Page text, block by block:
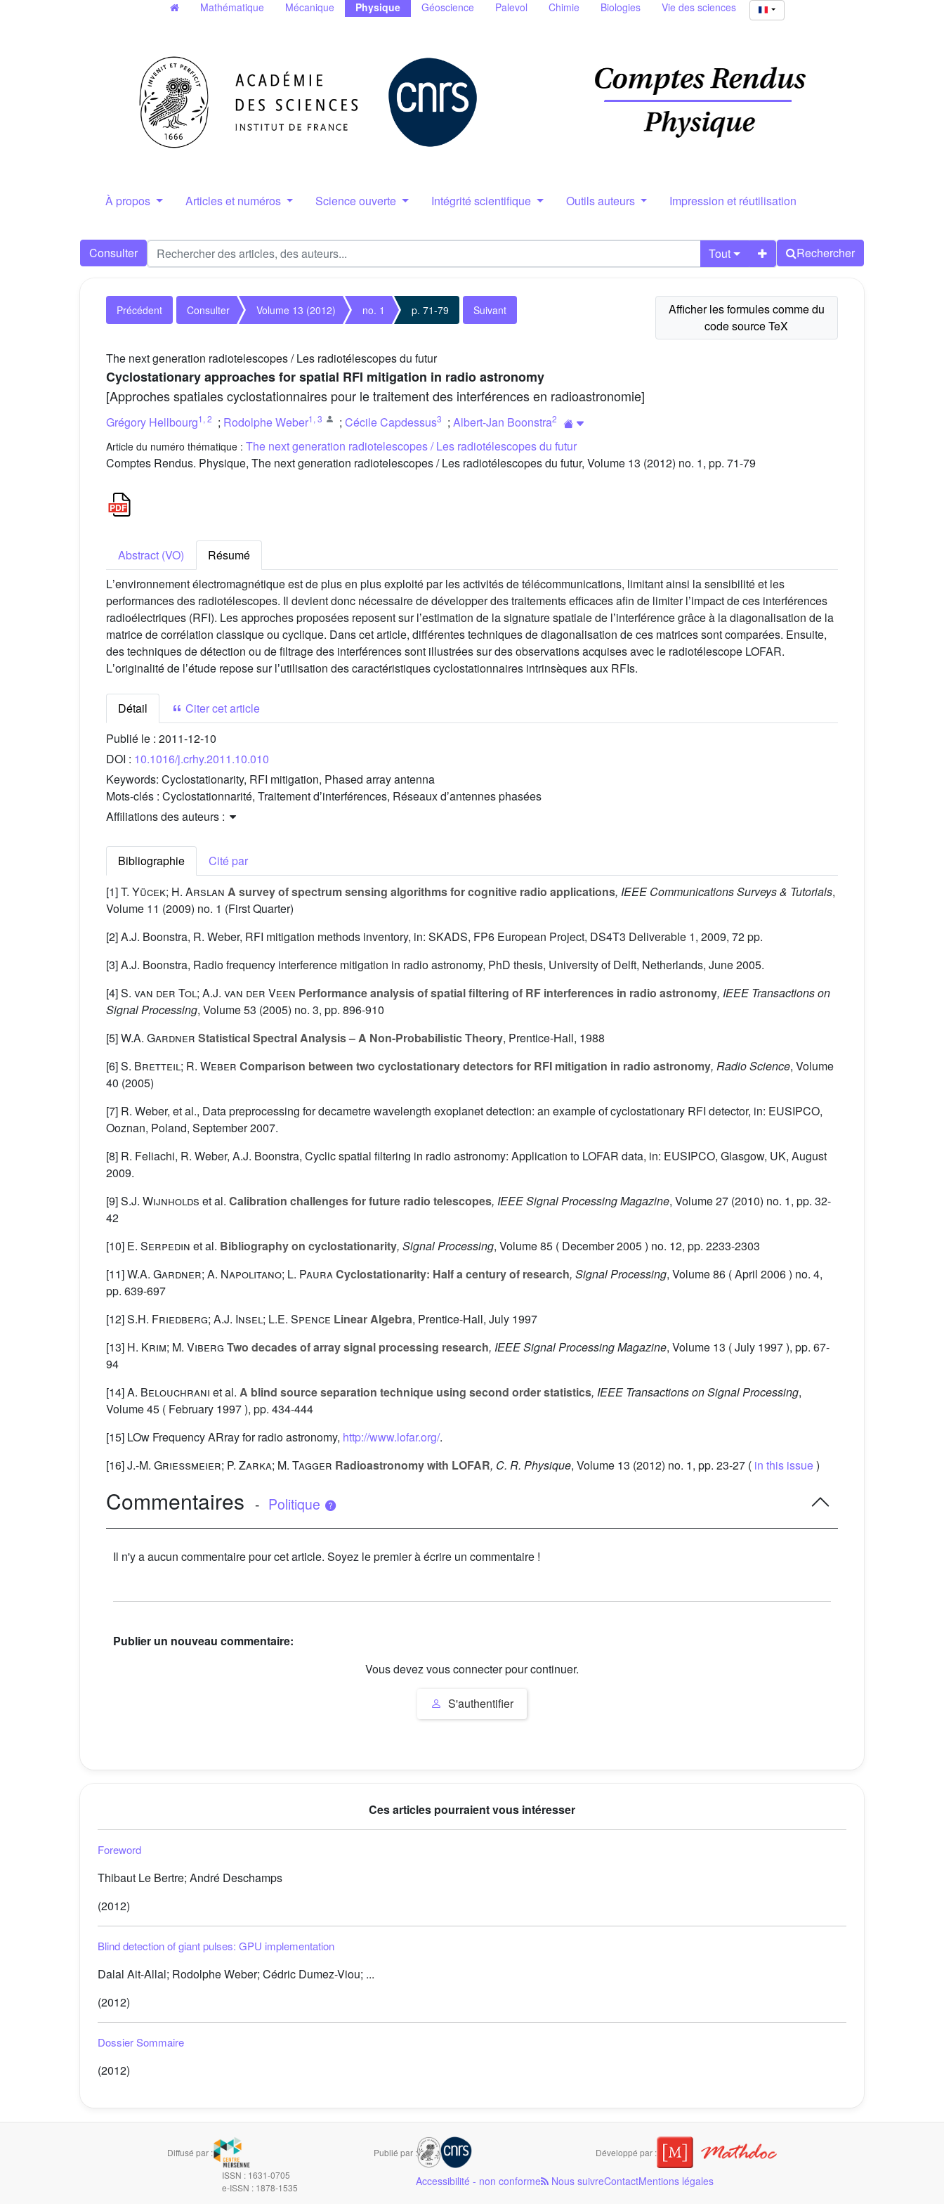
Mathématique Mécanique Physique Géoscience Palevol Chimie Biologies Vie des sciences
À propos Articles et numéros Science ouverte Intégrité scientifique Outils auteurs Impression et réutilisation
Consulter Tout Rechercher
Précédent Consulter Volume 13 (2012) no. 1 p. 71-79 Suivant
The next generation radiotelescopes / Les radiotélescopes du futur
Cyclostationary approaches for spatial RFI mitigation in radio astronomy
[Approches spatiales cyclostationnaires pour le traitement des interférences en radioastronomie]
Grégory Hellbourg1 , 2 ; Rodolphe Weber1 , 3 ; Cécile Capdessus3 ; Albert-Jan Boonstra2
Article du numéro thématique : The next generation radiotelescopes / Les radiotélescopes du futur
Comptes Rendus. Physique, The next generation radiotelescopes / Les radiotélescopes du futur, Volume 13 (2012) no. 1, pp. 71-79
Abstract (VO)
Résumé
Lʼenvironnement électromagnétique est de plus en plus exploité par les activités de télécommunications, limitant ainsi la sensibilité et les
performances des radiotélescopes. Il devient donc nécessaire de développer des traitements efficaces afin de limiter lʼimpact de ces interférences
radioélectriques (RFI). Les approches proposées reposent sur lʼestimation de la signature spatiale de lʼinterférence grâce à la diagonalisation de la
matrice de corrélation classique ou cyclique. Dans cet article, différentes techniques de diagonalisation de ces matrices sont comparées. Ensuite,
des techniques de détection ou de filtrage des interférences sont illustrées sur des observations acquises avec le radiotélescope LOFAR.
Lʼoriginalité de lʼétude repose sur lʼutilisation des caractéristiques cyclostationnaires intrinsèques aux RFIs.
Détail
Citer cet article
Publié le : 2011-12-10
DOI : 10.1016/j.crhy.2011.10.010
Keywords: Cyclostationarity, RFI mitigation, Phased array antenna
Mots-clés : Cyclostationnarité, Traitement dʼinterférences, Réseaux dʼantennes phasées
Affiliations des auteurs :
Bibliographie
Cité par
[1]T. Yücek; H. Arslan A survey of spectrum sensing algorithms for cognitive radio applications, IEEE Communications Surveys & Tutorials,
Volume 11 (2009) no. 1 (First Quarter)
[2] A.J. Boonstra, R. Weber, RFI mitigation methods inventory, in: SKADS, FP6 European Project, DS4T3 Deliverable 1, 2009, 72 pp.
[3] A.J. Boonstra, Radio frequency interference mitigation in radio astronomy, PhD thesis, University of Delft, Netherlands, June 2005.
[4]S. van der Tol; A.J. van der Veen Performance analysis of spatial filtering of RF interferences in radio astronomy, IEEE Transactions on
Signal Processing, Volume 53 (2005) no. 3, pp. 896-910
[5]W.A. Gardner Statistical Spectral Analysis – A Non-Probabilistic Theory, Prentice-Hall, 1988
[6]S. Bretteil; R. Weber Comparison between two cyclostationary detectors for RFI mitigation in radio astronomy, Radio Science, Volume
40 (2005)
[7] R. Weber, et al., Data preprocessing for decametre wavelength exoplanet detection: an example of cyclostationary RFI detector, in: EUSIPCO,
Ooznan, Poland, September 2007.
[8] R. Feliachi, R. Weber, A.J. Boonstra, Cyclic spatial filtering in radio astronomy: Application to LOFAR data, in: EUSIPCO, Glasgow, UK, August
2009.
[9]S.J. Wijnholds et al. Calibration challenges for future radio telescopes, IEEE Signal Processing Magazine, Volume 27 (2010) no. 1, pp. 32-
42
[10] E. Serpedin et al. Bibliography on cyclostationarity, Signal Processing, Volume 85 ( December 2005 ) no. 12, pp. 2233-2303
[11]W.A. Gardner; A. Napolitano; L. PauraCyclostationarity: Half a century of research, Signal Processing, Volume 86 ( April 2006 ) no. 4,
pp. 639-697
[12]S.H. Friedberg; A.J. Insel; L.E. Spence Linear Algebra, Prentice-Hall, July 1997
[13] H. Krim; M. Viberg Two decades of array signal processing research, IEEE Signal Processing Magazine, Volume 13 ( July 1997 ), pp. 67-
94
[14]A. Belouchrani et al. A blind source separation technique using second order statistics, IEEE Transactions on Signal Processing,
Volume 45 ( February 1997 ), pp. 434-444
[15] LOw Frequency ARray for radio astronomy, http://www.lofar.org/.
[16]J.-M. Grießmeier; P. Zarka; M. Tagger Radioastronomy with LOFAR, C. R. Physique, Volume 13 (2012) no. 1, pp. 23-27 ( in this issue)
Commentaires - Politique
Il n'y a aucun commentaire pour cet article. Soyez le premier à écrire un commentaire !
Publier un nouveau commentaire:
Vous devez vous connecter pour continuer.
S'authentifier
Ces articles pourraient vous intéresser
Foreword
Thibaut Le Bertre; André Deschamps
(2012)
Blind detection of giant pulses: GPU implementation
Dalal Ait-Allal; Rodolphe Weber; Cédric Dumez-Viou; ...
(2012)
Dossier Sommaire
(2012)
Diffusé par : Publié par :
Développé par :
ISSN : 1631-0705
e-ISSN : 1878-1535
Accessibilité - non conforme Nous suivreContactMentions légales